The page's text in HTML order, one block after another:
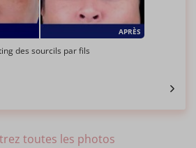
APRÈS
des sourcils par fils
toutes les photos